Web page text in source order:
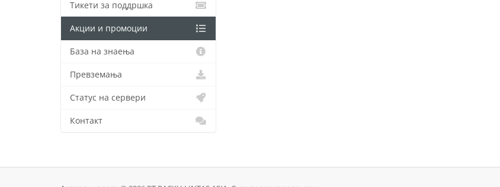
Тикети за поддршка
Акции и промоции
База на знаења
Превземања
Статус на сервери
Контакт